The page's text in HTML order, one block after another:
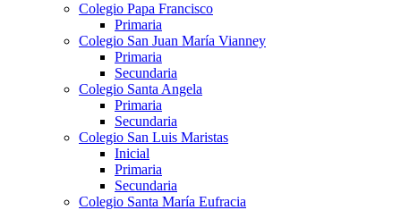
Colegio Papa Francisco
Primaria
Colegio San Juan María Vianney
Primaria
Secundaria
Colegio Santa Angela
Primaria
Secundaria
Colegio San Luis Maristas
Inicial
Primaria
Secundaria
Colegio Santa María Eufracia